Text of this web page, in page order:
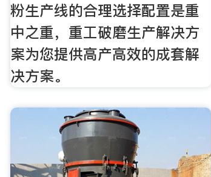
粉生产线的合理选择配置是重
中之重，重工破磨生产解决方
案为您提供高产高效的成套解
决方案。